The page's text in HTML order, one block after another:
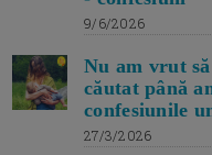
9/6/2026
Nu am vrut
căutat până
confesiunile
27/3/2026